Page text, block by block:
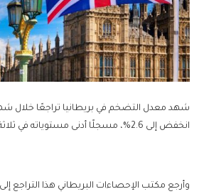
شهد معدل التضخم في بريطانيا تراجعًا خلال
انخفض إلى 2.6%، مسجلًا أدنى مستوياته في ثلاثة أشهر.
وأرجع مكتب الإحصاءات البريطاني هذا التراجع